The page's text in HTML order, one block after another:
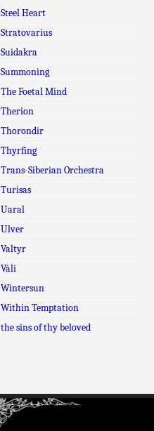
Steel Heart
Stratovarius
Suidakra
Summoning
The Foetal Mind
Therion
Thorondir
Thyrfing
Trans-Siberian Orchestra
Turisas
Uaral
Ulver
Valtyr
Vàli
Wintersun
Within Temptation
the sins of thy beloved